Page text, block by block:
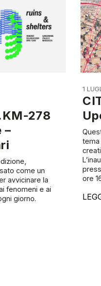
278
–
come un
avvicinare la
fenomeni e ai
giorno.
1
tema
ore